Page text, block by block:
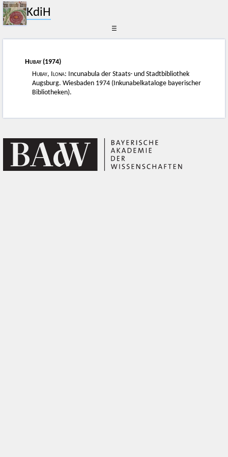
KdiH
☰
Hubay (1974)
Hubay, Ilona: Incunabula der Staats- und Stadtbibliothek
Augsburg. Wiesbaden 1974 (Inkunabelkataloge bayerischer
Bibliotheken).